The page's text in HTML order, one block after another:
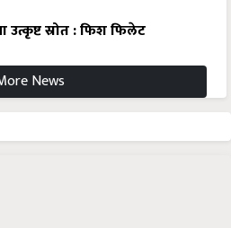
उत्कृष्ट स्रोत : फिश फिलेट
News